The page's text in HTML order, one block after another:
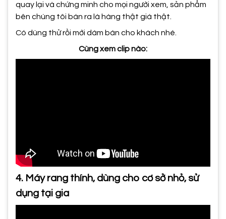
quay lại và chứng minh cho mọi người xem, sản phẩm
bên chúng tôi bán ra là hàng thật giá thật.
Có dùng thử rồi mới dám bán cho khách nhé.
Cùng xem clip nào:
4. Máy rang thính, dùng cho cơ sở nhỏ, sử
dụng tại gia